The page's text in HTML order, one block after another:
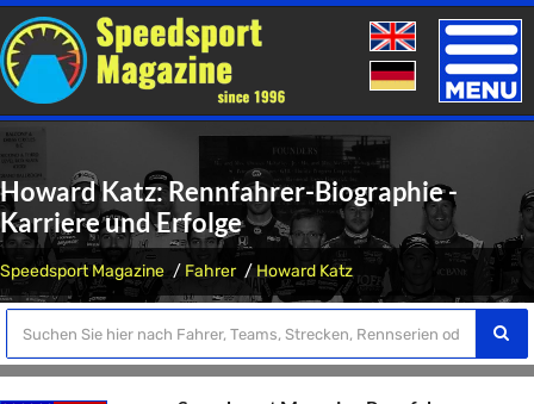
Toggle
Howard Katz: Rennfahrer-Biographie -
Karriere und Erfolge
Speedsport Magazine Fahrer Howard Katz